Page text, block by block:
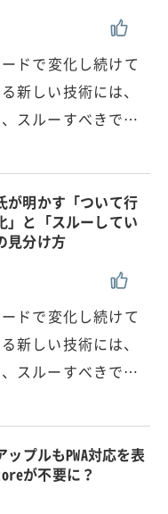
ドで変化し続けて
新しい技術には、
スルーすべきで…
が明かす「ついて行
」と「スルーしてい
見分け方
ドで変化し続けて
新しい技術には、
スルーすべきで…
ップルもPWA対応を表
が不要に？